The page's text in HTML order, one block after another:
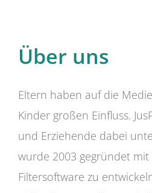
Über uns
Eltern haben auf die
Kinder großen Einfluss.
und Erziehende dabei
wurde 2003 gegründet mit
Filtersoftware zu